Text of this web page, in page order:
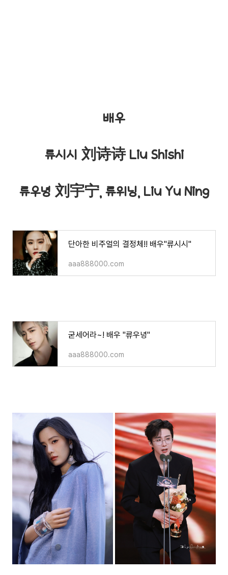
배우
류시시 刘诗诗 Liu Shishi
류우녕 刘宇宁, 류위닝, Liu Yu Ning
단아한 비주얼의 결정체!! 배우"류시시"
aaa888000.com
굳세어라~! 배우 "류우녕"
aaa888000.com